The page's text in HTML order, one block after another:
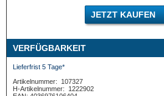
JETZT KAUFEN
VERFÜGBARKEIT
Lieferfrist 5 Tage*
Artikelnummer:
107327
H-Artikelnummer:
1222902